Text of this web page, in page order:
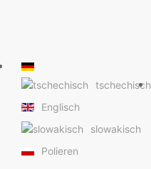
tschechisch
Englisch
slowakisch
Polieren
Dallas iButton